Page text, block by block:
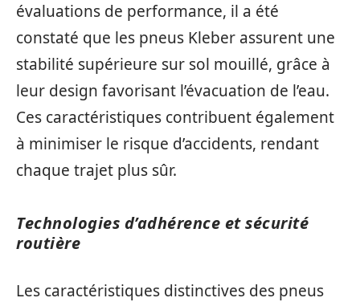
évaluations de performance, il a été
constaté que les pneus Kleber assurent une
stabilité supérieure sur sol mouillé, grâce à
leur design favorisant l’évacuation de l’eau.
Ces caractéristiques contribuent également
à minimiser le risque d’accidents, rendant
chaque trajet plus sûr.
Technologies d’adhérence et sécurité
routière
Les caractéristiques distinctives des pneus